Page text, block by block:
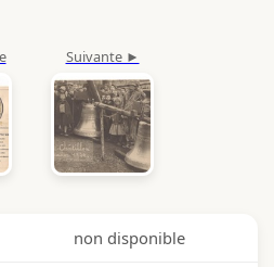
non disponible